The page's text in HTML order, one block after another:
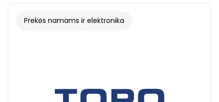
Prekės namams ir elektronika